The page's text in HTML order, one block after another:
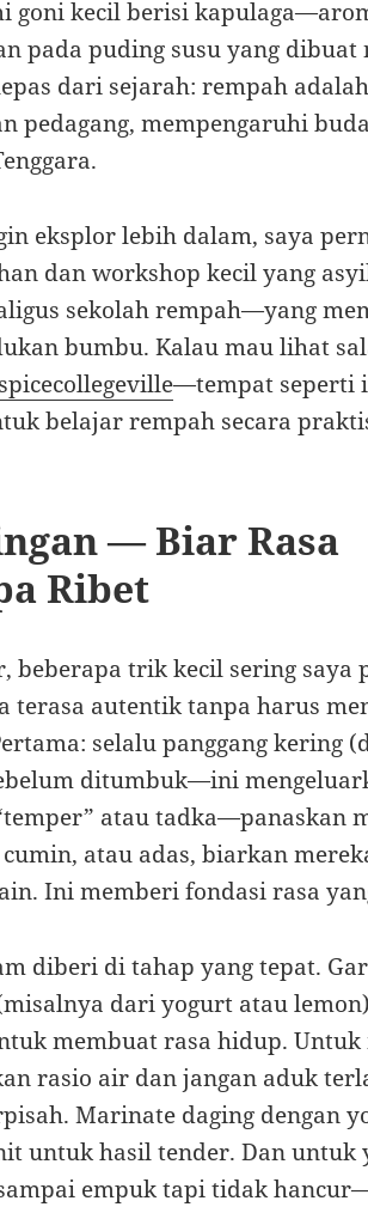
goni kecil berisi
pada puding susu yang dibuat
dari sejarah: rempah
pedagang, mempengaruhi
eksplor lebih dalam, saya
dan workshop kecil yang
sekolah rempah—yang
bumbu. Kalau mau lihat
—tempat seperti
belajar rempah secara
— Biar Rasa
Ribet
beberapa trik kecil sering saya
terasa autentik tanpa harus
selalu panggang kering
ditumbuk—ini
atau tadka—panaskan
atau adas, biarkan
Ini memberi fondasi rasa
diberi di tahap yang tepat.
dari yogurt atau
membuat rasa hidup. Untuk
rasio air dan jangan aduk
Marinate daging dengan
untuk hasil tender. Dan untuk
empuk tapi tidak